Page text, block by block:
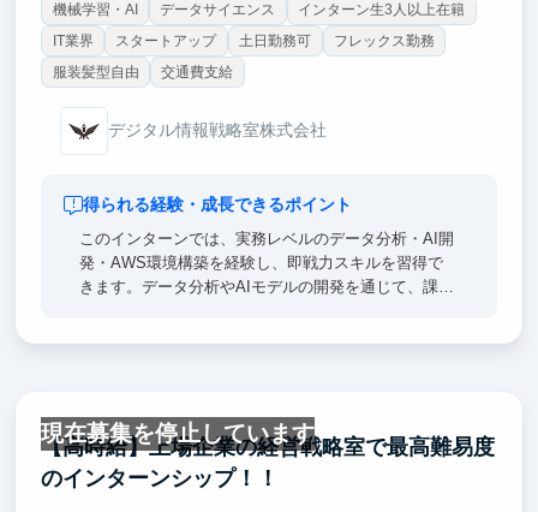
機械学習・AI データサイエンス
インターン生3人以上在籍
IT業界
スタートアップ 土日勤務可
フレックス勤務
服装髪型自由
交通費支給
デジタル情報戦略室株式会社
得られる経験・成長できるポイント
このインターンでは、実務レベルのデータ分析・AI開
発・AWS環境構築を経験し、即戦力スキルを習得で
きます。データ分析やAIモデルの開発を通じて、課題
就活では、「実際に手を動かし、成果を出した経験」
としてアピールでき、他候補者と差別化が可能。技術
適応力や業務理解を深めることで、将来のキャリア成
現在募集を停止しています
【高時給】上場企業の経営戦略室で最高難易度
のインターンシップ！！